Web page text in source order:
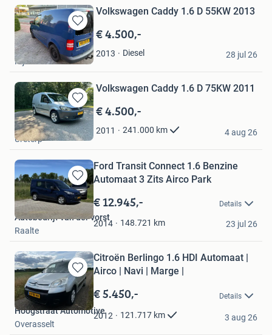
Bewaren
in
Mijn
Favorieten
Volkswagen Caddy 1.6 D 55KW 2013
€ 4.500,-
2013 Diesel
van Dijk
Nijkerk
28 jul 26
Bewaren
in
Mijn
Favorieten
Volkswagen Caddy 1.6 D 75KW 2011
€ 4.500,-
2011 241.000 km
Kamstra
Ureterp
4 aug 26
Bewaren
in
Mijn
Favorieten
Ford Transit Connect 1.6 Benzine
Automaat 3 Zits Airco Park
€ 12.945,- Details
2014 148.721 km
Autobedrijf van der vorst
Raalte
23 jul 26
Bewaren
in
Mijn
Favorieten
Citroën Berlingo 1.6 HDI Automaat |
Airco | Navi | Marge |
€ 5.450,- Details
2012 121.717 km
Hoogstraat Automotive
Overasselt
3 aug 26